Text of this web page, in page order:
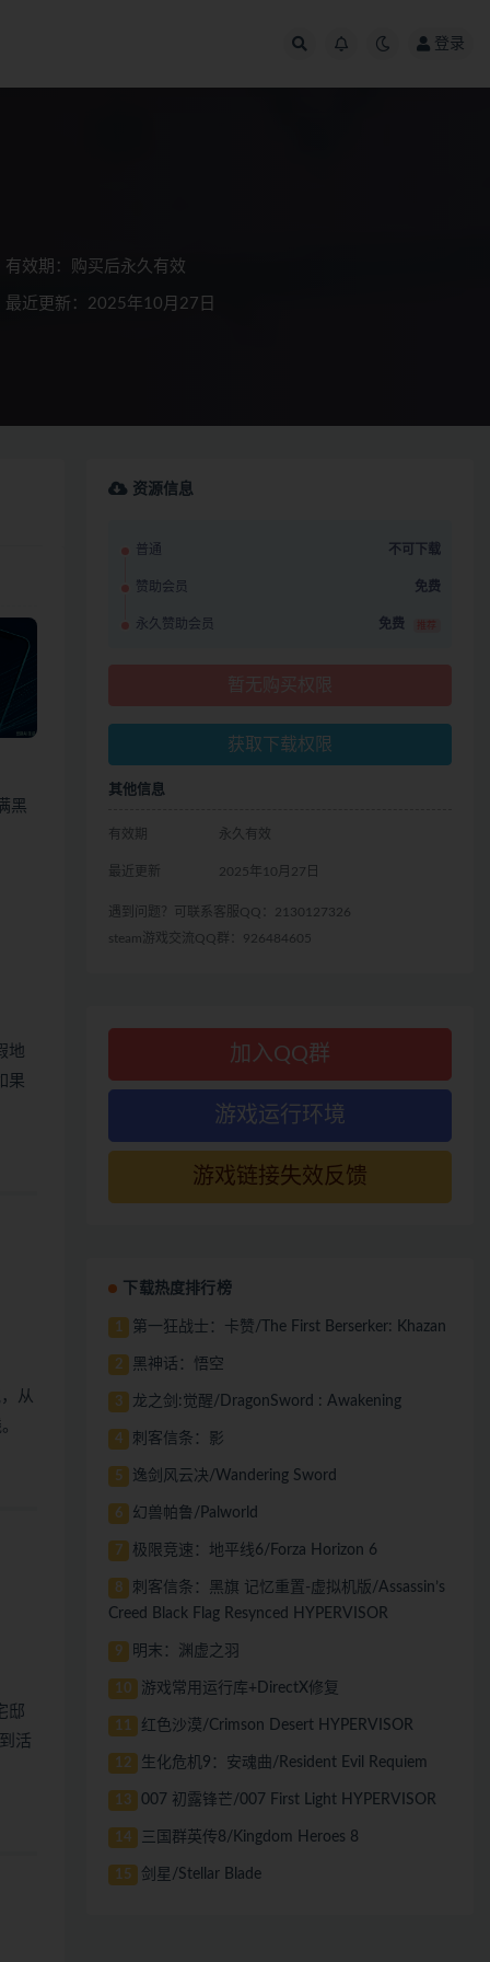
登录
有效期：购买后永久有效
最近更新：2025年10月27日
黑
地
果
从
邸
活
资源信息
普通 不可下载
赞助会员 免费
永久赞助会员 免费 推荐
获取下载权限
其他信息
有效期 永久有效
最近更新 2025年10月27日
遇到问题？可联系客服QQ：2130127326
steam游戏交流QQ群：926484605
加入QQ群
游戏运行环境
游戏链接失效反馈
下载热度排行榜
1 第一狂战士：卡赞/The First Berserker: Khazan
2 黑神话：悟空
3 龙之剑:觉醒/DragonSword : Awakening
4 刺客信条：影
5 逸剑风云决/Wandering Sword
6 幻兽帕鲁/Palworld
7 极限竞速：地平线6/Forza Horizon 6
8
刺客信条：黑旗 记忆重置-虚拟机版/Assassin’s
Creed Black Flag Resynced HYPERVISOR
9 明末：渊虚之羽
10 游戏常用运行库+DirectX修复
11 红色沙漠/Crimson Desert HYPERVISOR
12 生化危机9：安魂曲/Resident Evil Requiem
13 007 初露锋芒/007 First Light HYPERVISOR
14 三国群英传8/Kingdom Heroes 8
15 剑星/Stellar Blade